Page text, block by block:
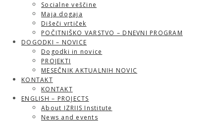
Socialne veščine
Maja dogaja
Dišeči vrtiček
POČITNIŠKO VARSTVO – DNEVNI PROGRAM
DOGODKI – NOVICE
Dogodki in novice
PROJEKTI
MESEČNIK AKTUALNIH NOVIC
KONTAKT
KONTAKT
ENGLISH – PROJECTS
About IZRIIS Institute
News and events